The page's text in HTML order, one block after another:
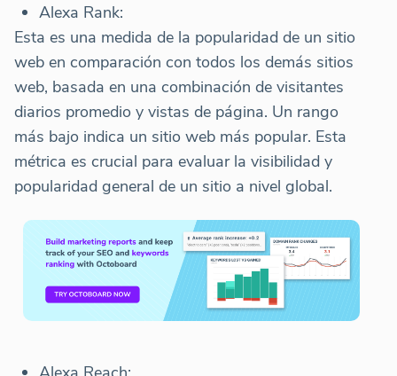
Alexa Rank:
Esta es una medida de la popularidad de un sitio
web en comparación con todos los demás sitios
web, basada en una combinación de visitantes
diarios promedio y vistas de página. Un rango
más bajo indica un sitio web más popular. Esta
métrica es crucial para evaluar la visibilidad y
popularidad general de un sitio a nivel global.